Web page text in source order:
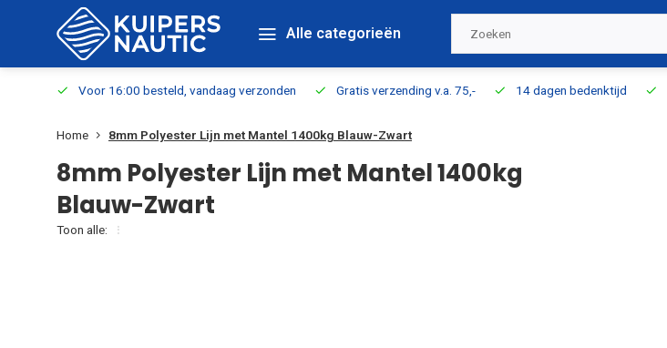
Alle categorieën
Voor 16:00 besteld, vandaag verzonden Gratis verzending v.a. 75,- 14 dagen bedenktijd
Home 8mm Polyester Lijn met Mantel 1400kg Blauw-Zwart
8mm Polyester Lijn met Mantel 1400kg
Blauw-Zwart
Toon alle: